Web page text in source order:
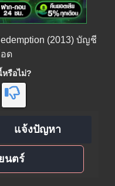
(2013) บัญชี
อด
รือไม่?
แจ้งปัญหา
นตร์